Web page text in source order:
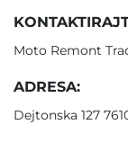
Moto Remont
ADRESA:
Dejtonska 127